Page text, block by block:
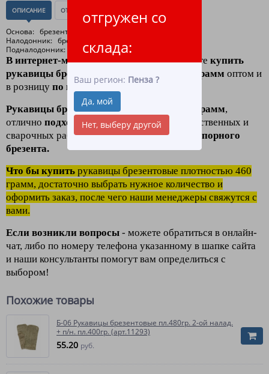
отгружен со
склада:
Ваш регион: Пенза ?
Да, мой
Нет, выберу другой
ОПИСАНИЕ ОТЗЫВЫ
Основа: брезент пл. 460 (арт.11255)
Налодонник: брезент пл. 460 (арт.11255)
Подналодонник: нет
В интернет-магазине ЛидерТексвы можете купить
рукавицы брезентовые плотностью 460 грамм оптом и
в розницу по низким ценам.
Рукавицы брезентовые плотностью 460 грамм,
отлично подходят длястроительных, хозяйственных и
сварочных работ, изготавливаютсяиз огнеупорного
брезента.
Что бы купить рукавицы брезентовые плотностью 460
грамм, достаточно выбрать нужное количество и
оформить заказ, после чего наши менеджеры свяжутся с
вами.
Если возникли вопросы - можете обратиться в онлайн-
чат, либо по номеру телефона указанному в шапке сайта
и наши консультанты помогут вам определиться с
выбором!
Похожие товары
Б-06 Рукавицы брезентовые пл.480гр. 2-ой налад.
+ п/н. пл.400гр. (арт.11293)
55.20 руб.